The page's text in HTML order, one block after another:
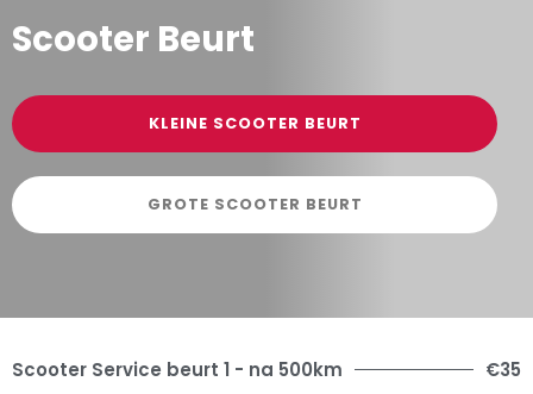
Scooter Beurt
KLEINE SCOOTER BEURT
GROTE SCOOTER BEURT
Scooter Service beurt 1 - na 500km €35